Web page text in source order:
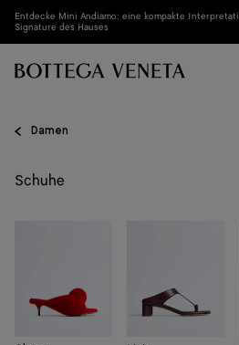
Zum Hauptinhalt
Entdecke Mini Andiamo: eine kompakte
Signature des Hauses
Damen
Schuhe